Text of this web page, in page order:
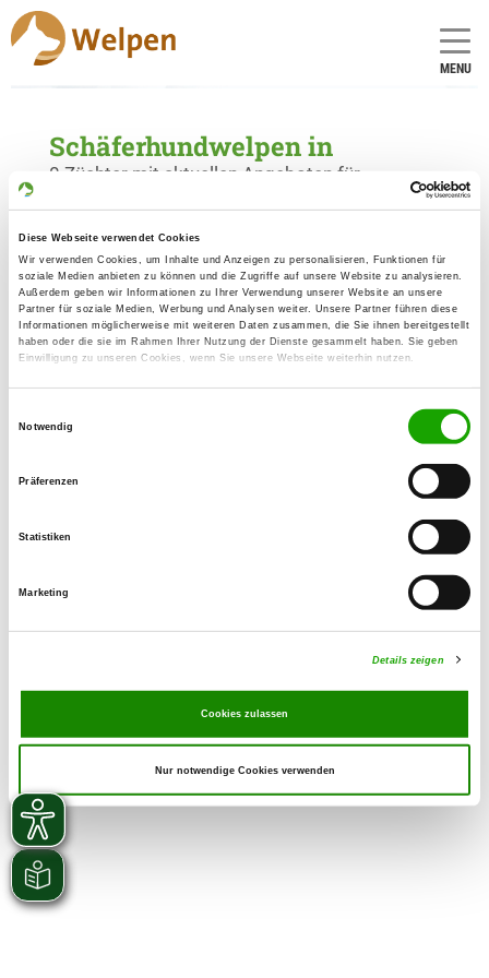
Diese Webseite verwendet Cookies
Wir verwenden Cookies, um Inhalte und Anzeigen zu personalisieren, Funktionen für
soziale Medien anbieten zu können und die Zugriffe auf unsere Website zu analysieren.
Außerdem geben wir Informationen zu Ihrer Verwendung unserer Website an unsere
Partner für soziale Medien, Werbung und Analysen weiter. Unsere Partner führen diese
Informationen möglicherweise mit weiteren Daten zusammen, die Sie ihnen bereitgestellt
haben oder die sie im Rahmen Ihrer Nutzung der Dienste gesammelt haben. Sie geben
Einwilligung zu unseren Cookies, wenn Sie unsere Webseite weiterhin nutzen.
Notwendig
Präferenzen
Statistiken
Marketing
Details zeigen
Cookies zulassen
Nur notwendige Cookies verwenden
MENU
Schäferhundwelpen in
0 Züchter mit aktuellen Angeboten für